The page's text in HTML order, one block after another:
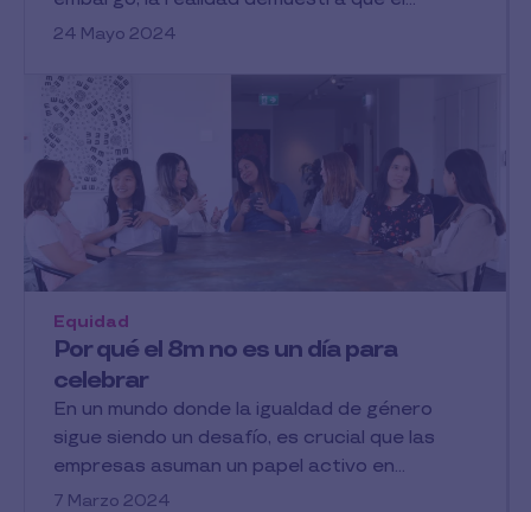
24 Mayo 2024
Por qué el 8m no es un día para
celebrar
Equidad
En un mundo donde la igualdad de género
sigue siendo un desafío, es crucial que las
empresas asuman un papel activo en...
7 Marzo 2024